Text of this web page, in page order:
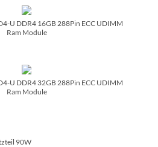
U DDR4 16GB 288Pin ECC UDIMM
Ram Module
U DDR4 32GB 288Pin ECC UDIMM
Ram Module
90W